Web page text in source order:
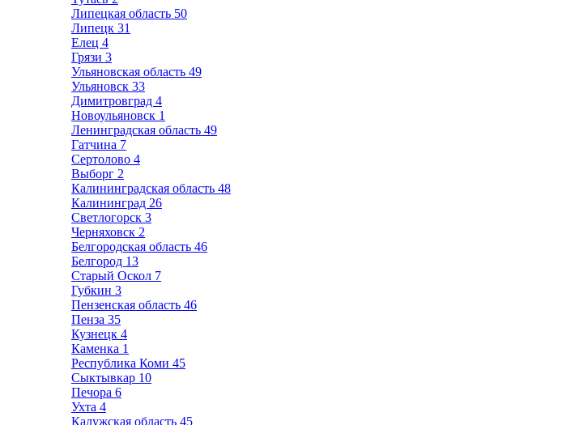
Липецкая область 50
Липецк 31
Елец 4
Грязи 3
Ульяновская область 49
Ульяновск 33
Димитровград 4
Новоульяновск 1
Ленинградская область 49
Гатчина 7
Сертолово 4
Выборг 2
Калининградская область 48
Калининград 26
Светлогорск 3
Черняховск 2
Белгородская область 46
Белгород 13
Старый Оскол 7
Губкин 3
Пензенская область 46
Пенза 35
Кузнецк 4
Каменка 1
Республика Коми 45
Сыктывкар 10
Печора 6
Ухта 4
Калужская область 45